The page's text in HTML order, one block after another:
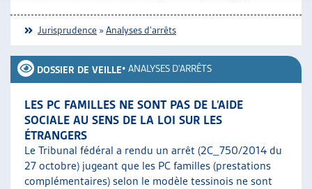
Jurisprudence »Analyses d'arrêts
DOSSIER DE VEILLE• ANALYSES D'ARRÊTS
LES PC FAMILLES NE SONT PAS DE L’AIDE
SOCIALE AU SENS DE LA LOI SUR LES
ÉTRANGERS
Le Tribunal fédéral a rendu un arrêt (2C_750/2014 du
27 octobre) jugeant que les PC familles (prestations
complémentaires) selon le modèle tessinois ne sont